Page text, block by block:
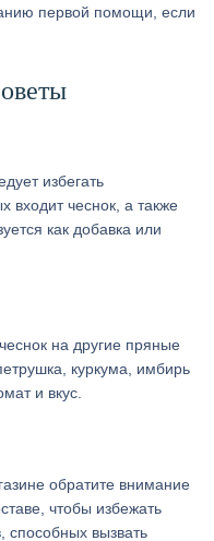
первой помощи, если
избегать
входит чеснок, а также
как добавка или
на другие пряные
куркума, имбирь
и вкус.
обратите внимание
чтобы избежать
способных вызвать